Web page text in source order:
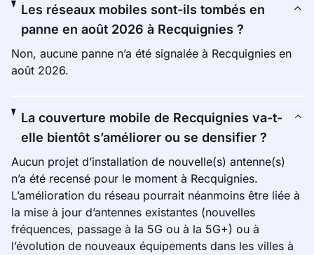
Les réseaux mobiles sont-ils tombés en
panne en août 2026 à Recquignies ?
Non, aucune panne n’a été signalée à Recquignies en
août 2026.
La couverture mobile de Recquignies va-t-
elle bientôt s’améliorer ou se densifier ?
Aucun projet d’installation de nouvelle(s) antenne(s)
n’a été recensé pour le moment à Recquignies.
L’amélioration du réseau pourrait néanmoins être liée à
la mise à jour d’antennes existantes (nouvelles
fréquences, passage à la 5G ou à la 5G+) ou à
l’évolution de nouveaux équipements dans les villes à